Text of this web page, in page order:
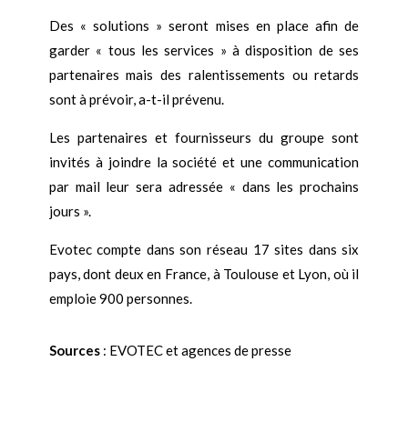
Des « solutions » seront mises en place afin de
garder « tous les services » à disposition de ses
partenaires mais des ralentissements ou retards
sont à prévoir, a-t-il prévenu.
Les partenaires et fournisseurs du groupe sont
invités à joindre la société et une communication
par mail leur sera adressée « dans les prochains
jours ».
Evotec compte dans son réseau 17 sites dans six
pays, dont deux en France, à Toulouse et Lyon, où il
emploie 900 personnes.
Sources : EVOTEC et agences de presse